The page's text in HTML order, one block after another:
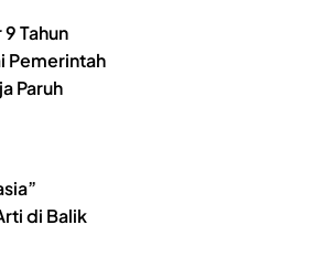
Tahun
Pemerintah
Paruh
di Balik